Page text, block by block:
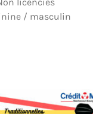
licenciés
/ masculin